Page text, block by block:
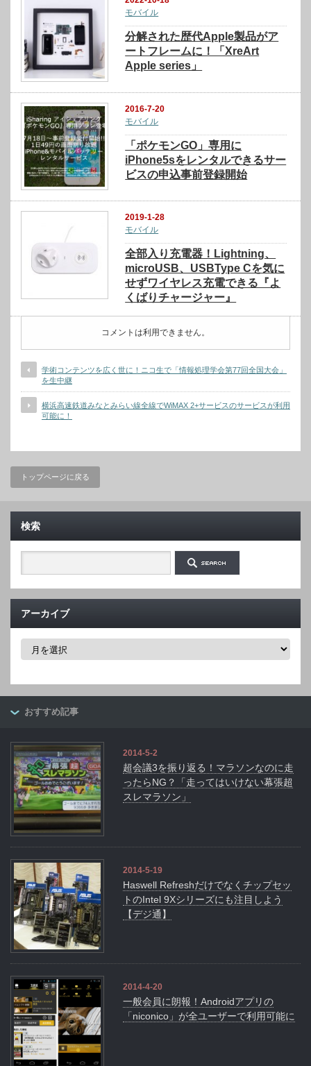
モバイル
分解された歴代Apple製品がア
ートフレームに！「XreArt
Apple series」
2016-7-20
モバイル
「ポケモンGO」専用に
iPhone5sをレンタルできるサー
ビスの申込事前登録開始
2019-1-28
モバイル
全部入り充電器！Lightning、
microUSB、USBType Cを気に
せずワイヤレス充電できる『よ
くばりチャージャー』
コメントは利用できません。
学術コンテンツを広く世に！ニコ生で「情報処理学会第77回全国大会」
を生中継
横浜高速鉄道みなとみらい線全線でWiMAX 2+サービスのサービスが利用
可能に！
トップページに戻る
検索
アーカイブ
ア
ブ
おすすめ記事
2014-5-2
超会議3を振り返る！マラソンなのに走
ったらNG？「走ってはいけない幕張超
スレマラソン」
2014-5-19
Haswell Refreshだけでなくチップセッ
トのIntel 9Xシリーズにも注目しよう
【デジ通】
2014-4-20
一般会員に朗報！Androidアプリの
「niconico」が全ユーザーで利用可能に